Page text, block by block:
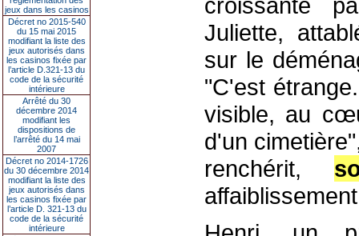
jeux dans les casinos
Décret no 2015-540
du 15 mai 2015
modifiant la liste des
jeux autorisés dans
les casinos fixée par
l’article D.321-13 du
code de la sécurité
intérieure
Arrêté du 30
décembre 2014
modifiant les
dispositions de
l’arrêté du 14 mai
2007
Décret no 2014-1726
du 30 décembre 2014
modifiant la liste des
jeux autorisés dans
les casinos fixée par
l’article D. 321-13 du
code de la sécurité
intérieure
Juliette,
sur le
"C'est
visible, au
d'un
renchérit,